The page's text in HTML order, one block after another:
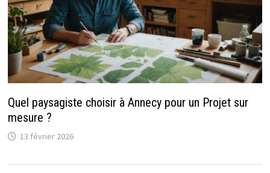
Quel paysagiste choisir à Annecy pour un Projet sur
mesure ?
13 février 2026